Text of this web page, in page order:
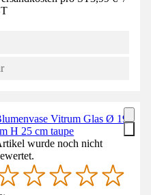
Vitrum Glas Ø 19
H 25 cm taupe
wurde noch nicht